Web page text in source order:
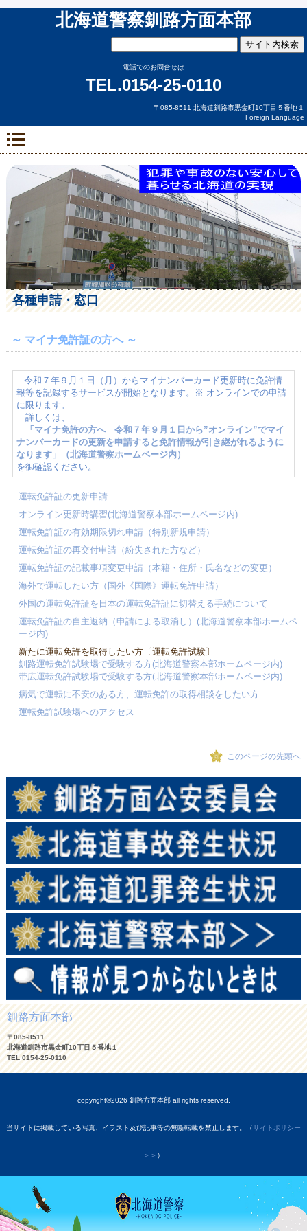
北海道警察釧路方面本部
電話でのお問合せは
TEL.0154-25-0110
〒085-8511 北海道釧路市黒金町10丁目５番地１
Foreign Language
各種申請・窓口
～ マイナ免許証の方へ ～
令和７年９月１日（月）からマイナンバーカード更新時に免許情
報等を記録するサービスが開始となります。※ オンラインでの申請
に限ります。
詳しくは、
「マイナ免許の方へ 令和７年９月１日から”オンライン”でマイ
ナンバーカードの更新を申請すると免許情報が引き継がれるように
なります」（北海道警察ホームページ内）
を御確認ください。
運転免許証の更新申請
オンライン更新時講習(北海道警察本部ホームページ内)
運転免許証の有効期限切れ申請（特別新規申請）
運転免許証の再交付申請（紛失された方など）
運転免許証の記載事項変更申請（本籍・住所・氏名などの変更）
海外で運転したい方（国外《国際》運転免許申請）
外国の運転免許証を日本の運転免許証に切替える手続について
運転免許証の自主返納（申請による取消し）(北海道警察本部ホームペ
ージ内)
新たに運転免許を取得したい方〔運転免許試験〕
釧路運転免許試験場で受験する方(北海道警察本部ホームページ内)
帯広運転免許試験場で受験する方(北海道警察本部ホームページ内)
病気で運転に不安のある方、運転免許の取得相談をしたい方
運転免許試験場へのアクセス
このページの先頭へ
釧路方面本部
〒085-8511
北海道釧路市黒金町10丁目５番地１
TEL 0154-25-0110
copyright©2026 釧路方面本部 all rights reserved.
当サイトに掲載している写真、イラスト及び記事等の無断転載を禁止します。（サイトポリシー
＞＞ ）